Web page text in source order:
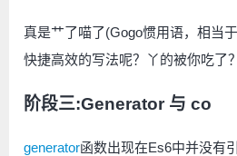
真是艹了喵了(Gogo惯用语，相当
快捷高效的写法呢？丫的被你吃了？
阶段三:Generator 与 co
generator函数出现在Es6中并没有